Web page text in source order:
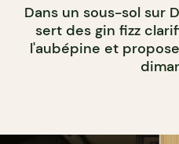
Dans un sous-sol sur
sert des gin fizz
l'aubépine et